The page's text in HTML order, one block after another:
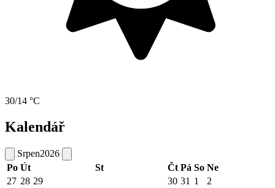
30/14 °C
Kalendář
Srpen2026
Po Út St Čt Pá So Ne
27 28 29 30 31 1 2